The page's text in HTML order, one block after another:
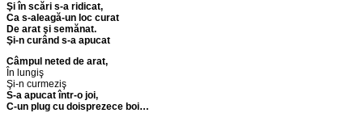
Şi în scări s-a ridicat,
Ca s-aleagă-un loc curat
De arat şi semănat.
Şi-n curând s-a apucat
Câmpul neted de arat,
În lungiş
Şi-n curmeziş
S-a apucat într-o joi,
C-un plug cu doisprezece boi…